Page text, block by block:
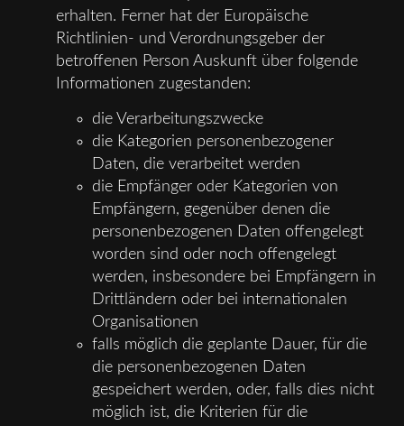
erhalten. Ferner hat der Europäische
Richtlinien- und Verordnungsgeber der
betroffenen Person Auskunft über folgende
Informationen zugestanden:
die Verarbeitungszwecke
die Kategorien personenbezogener
Daten, die verarbeitet werden
die Empfänger oder Kategorien von
Empfängern, gegenüber denen die
personenbezogenen Daten offengelegt
worden sind oder noch offengelegt
werden, insbesondere bei Empfängern in
Drittländern oder bei internationalen
Organisationen
falls möglich die geplante Dauer, für die
die personenbezogenen Daten
gespeichert werden, oder, falls dies nicht
möglich ist, die Kriterien für die